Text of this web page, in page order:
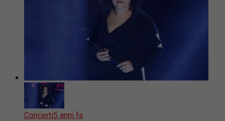
Concerti5 anni fa